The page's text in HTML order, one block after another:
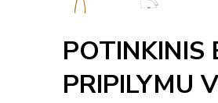
POTINKINIS
PRIPILYMU